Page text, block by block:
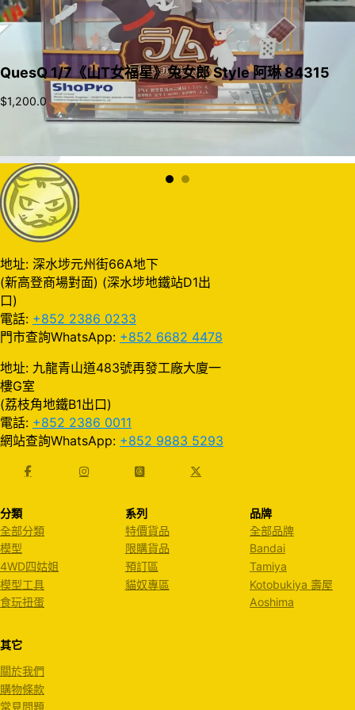
QuesQ 1/7《山T女福星》兔女郎 Style 阿琳 84315
$1,200.0
地址: 深水埗元州街66A地下
(新高登商場對面) (深水埗地鐵站D1出
口)
電話: +852 2386 0233
門市查詢WhatsApp: +852 6682 4478
地址: 九龍青山道483號再發工廠大廈一
樓G室
(荔枝角地鐵B1出口)
電話: +852 2386 0011
網站查詢WhatsApp: +852 9883 5293
分類
全部分類
模型
4WD四姑姐
模型工具
食玩扭蛋
系列
特價貨品
限購貨品
預訂區
貓奴專區
品牌
全部品牌
Bandai
Tamiya
Kotobukiya 壽屋
Aoshima
其它
關於我們
購物條款
常見問題